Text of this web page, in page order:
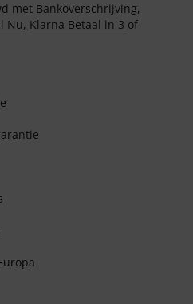
met Bankoverschrijving,
Nu, Klarna Betaal in 3 of